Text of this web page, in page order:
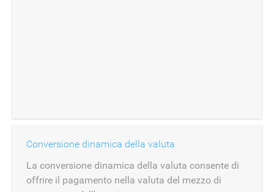
Conversione dinamica della valuta
La conversione dinamica della valuta consente di
offrire il pagamento nella valuta del mezzo di